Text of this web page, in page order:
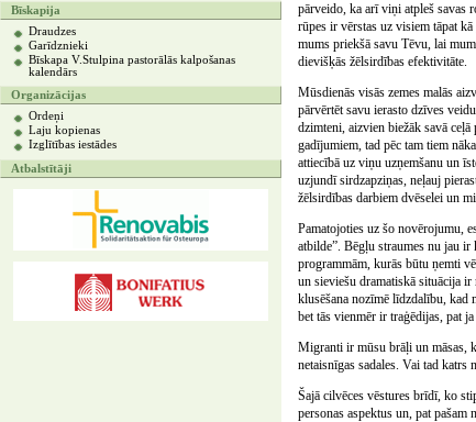
Bīskapija
Draudzes
Garīdznieki
Bīskapa V.Stulpina pastorālās kalpošanas
kalendārs
Organizācijas
Ordeņi
Laju kopienas
Izglītības iestādes
Atbalstītāji
pārveido, ka arī viņi atpleš savas
rūpes ir vērstas uz visiem tāpat
mums priekšā savu Tēvu, lai
dievišķās žēlsirdības efektivitāte.
Mūsdienās visās zemes malās
pārvērtēt savu ierasto dzīves
dzimteni, aizvien biežāk savā
gadījumiem, tad pēc tam tiem
attiecībā uz viņu uzņemšanu un
uzjundī sirdzapziņas, neļauj
žēlsirdības darbiem dvēselei un
Pamatojoties uz šo novērojumu,
atbilde”. Bēgļu straumes nu jau
programmām, kurās būtu ņemti
un sieviešu dramatiskā situācija
klusēšana nozīmē līdzdalību, kad
bet tās vienmēr ir traģēdijas, pat
Migranti ir mūsu brāļi un māsas,
netaisnīgas sadales. Vai tad
Šajā cilvēces vēstures brīdī, ko
personas aspektus un, pat